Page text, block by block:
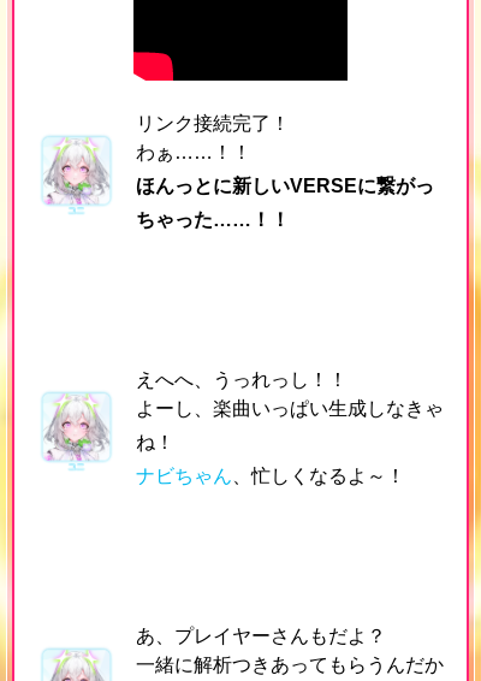
リンク接続完了！
わぁ……！！
ほんっとに新しいVERSEに繋がっ
ちゃった……！！
えへへ、うっれっし！！
よーし、楽曲いっぱい生成しなきゃ
ね！
ナビちゃん 、忙しくなるよ～！
あ、プレイヤーさんもだよ？
一緒に解析つきあってもらうんだか